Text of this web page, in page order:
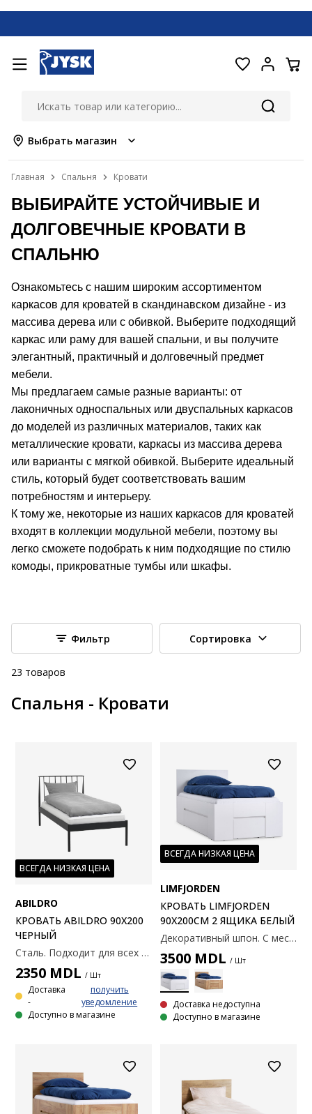
Выбрать магазин
Главная Спальня Кровати
ВЫБИРАЙТЕ УСТОЙЧИВЫЕ И
ДОЛГОВЕЧНЫЕ КРОВАТИ В
СПАЛЬНЮ
Ознакомьтесь с нашим широким ассортиментом
каркасов для кроватей в скандинавском дизайне - из
массива дерева или с обивкой. Выберите подходящий
каркас или раму для вашей спальни, и вы получите
элегантный, практичный и долговечный предмет
мебели.
Мы предлагаем самые разные варианты: от
лаконичных односпальных или двуспальных каркасов
до моделей из различных материалов, таких как
металлические кровати, каркасы из массива дерева
или варианты с мягкой обивкой. Выберите идеальный
стиль, который будет соответствовать вашим
потребностям и интерьеру.
К тому же, некоторые из наших каркасов для кроватей
входят в коллекции модульной мебели, поэтому вы
легко сможете подобрать к ним подходящие по стилю
комоды, прикроватные тумбы или шкафы.
Фильтр Сортировка
23 товаров
Спальня - Кровати
ВСЕГДА НИЗКАЯ ЦЕНА
ABILDRO
КРОВАТЬ ABILDRO 90X200
ЧЕРНЫЙ
Сталь. Подходит для всех типов матрасов 90x200 см. Без реечного каркаса и матраса. 97x217x100 см
2350 MDL / Шт
Доставка
-
получить
уведомление
Доступно в магазине
ВСЕГДА НИЗКАЯ ЦЕНА
LIMFJORDEN
КРОВАТЬ LIMFJORDEN
90X200СМ 2 ЯЩИКА БЕЛЫЙ
Декоративный шпон. С местом для хранения вещей. Подходит для пружинных и поролоновых матрасов размером 90х200 см. Не включено. основание и матрас. 95x205x91 см
3500 MDL / Шт
Доставка недоступна
Доступно в магазине